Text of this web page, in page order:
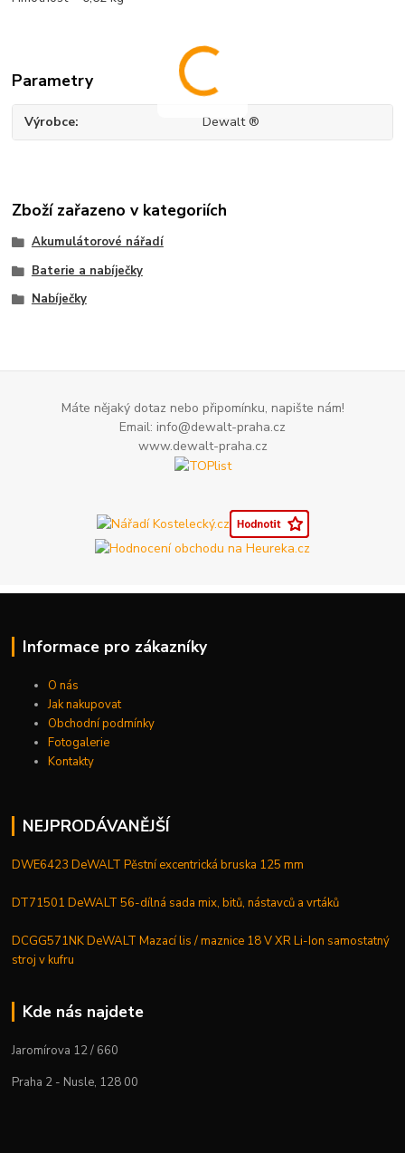
Parametry
Výrobce Dewalt ®
Zboží zařazeno v kategoriích
Akumulátorové nářadí
Baterie a nabíječky
Nabíječky
Máte nějaký dotaz nebo připomínku, napište nám!
Email: info@dewalt-praha.cz
www.dewalt-praha.cz
Informace pro zákazníky
O nás
Jak nakupovat
Obchodní podmínky
Fotogalerie
Kontakty
NEJPRODÁVANĚJŠÍ
DWE6423 DeWALT Pěstní excentrická bruska 125 mm
DT71501 DeWALT 56-dílná sada mix, bitů, nástavců a vrtáků
DCGG571NK DeWALT Mazací lis / maznice 18 V XR Li-Ion samostatný
stroj v kufru
Kde nás najdete
Jaromírova 12 / 660
Praha 2 - Nusle, 128 00